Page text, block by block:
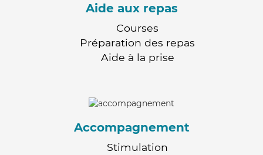
Aide aux repas
Courses
Préparation des repas
Aide à la prise
Accompagnement
Stimulation